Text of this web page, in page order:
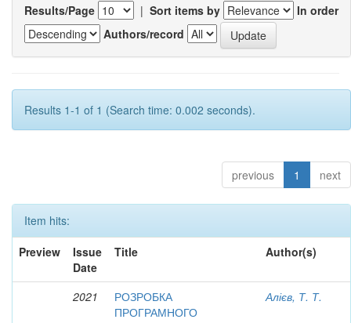
Results/Page | Sort items by
In order
Authors/record
Results 1-1 of 1 (Search time: 0.002 seconds).
previous 1 next
Item hits:
Preview
Issue
Date
Title Author(s)
2021
РОЗРОБКА
ПРОГРАМНОГО
Алієв, Т. Т.